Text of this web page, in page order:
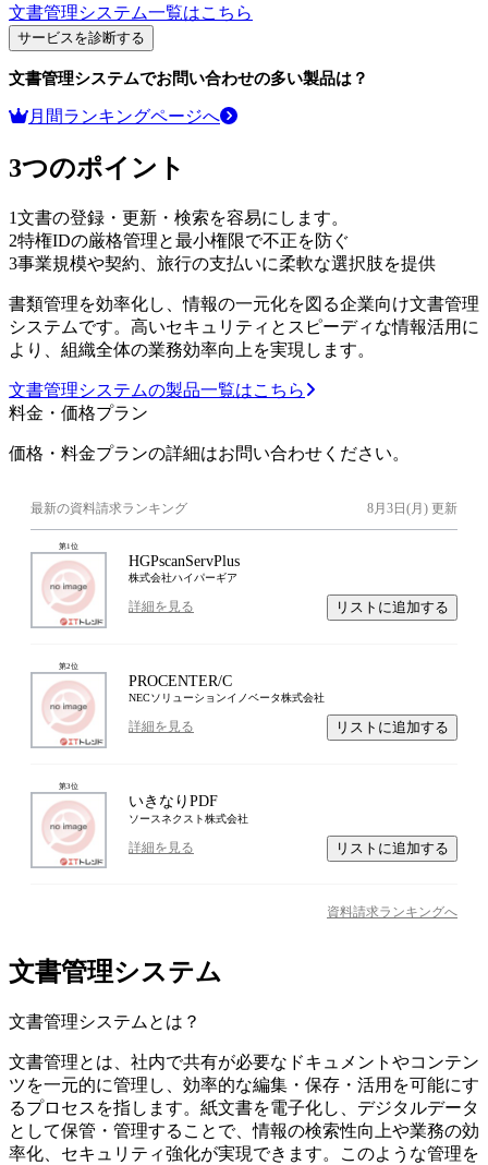
文書管理システム一覧はこちら
サービスを診断する
文書管理システムでお問い合わせの多い製品は？
月間ランキングページへ
3つのポイント
1文書の登録・更新・検索を容易にします。
2特権IDの厳格管理と最小権限で不正を防ぐ
3事業規模や契約、旅行の支払いに柔軟な選択肢を提供
書類管理を効率化し、情報の一元化を図る企業向け文書管理
システムです。高いセキュリティとスピーディな情報活用に
より、組織全体の業務効率向上を実現します。
文書管理システムの製品一覧はこちら
料金・価格プラン
価格・料金プランの詳細はお問い合わせください。
最新の資料請求ランキング 8月3日(月) 更新
第1位
HGPscanServPlus
株式会社ハイパーギア
詳細を見る リストに追加する
第2位
PROCENTER/C
NECソリューションイノベータ株式会社
詳細を見る リストに追加する
第3位
いきなりPDF
ソースネクスト株式会社
詳細を見る リストに追加する
資料請求ランキングへ
文書管理システム
文書管理システム とは？
文書管理とは、社内で共有が必要なドキュメントやコンテン
ツを一元的に管理し、効率的な編集・保存・活用を可能にす
るプロセスを指します。紙文書を電子化し、デジタルデータ
として保管・管理することで、情報の検索性向上や業務の効
率化、セキュリティ強化が実現できます。このような管理を